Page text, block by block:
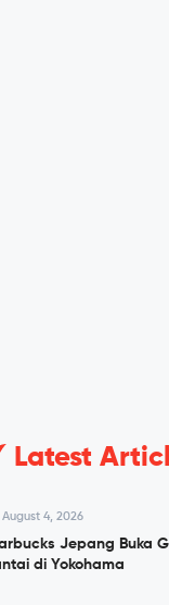
Latest
August 4, 2026
Jepang Buka
di Yokohama